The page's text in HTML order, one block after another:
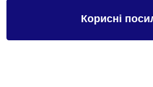
Корисні